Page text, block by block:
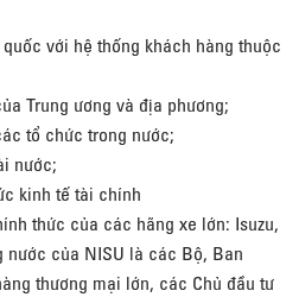
với hệ thống khách hàng thuộc
Trung ương và địa phương;
tổ chức trong nước;
nước;
kinh tế tài chính
thức của các hãng xe lớn: Isuzu,
nước của NISU là các Bộ, Ban
thương mại lớn, các Chủ đầu tư